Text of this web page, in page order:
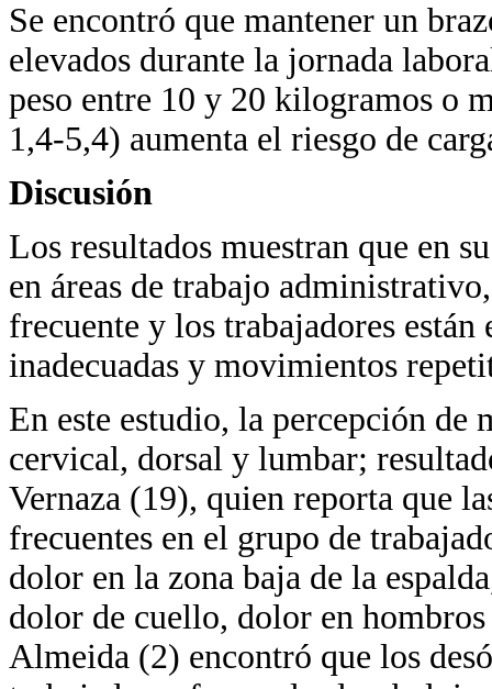
Se encontró que mantener un
elevados durante la jornada
peso entre 10 y 20 kilogramos o
1,4-5,4) aumenta el riesgo de
Discusión
Los resultados muestran que en
en áreas de trabajo
frecuente y los trabajadores están
inadecuadas y movimientos
En este estudio, la percepción
cervical, dorsal y lumbar;
Vernaza (19), quien reporta que
frecuentes en el grupo de
dolor en la zona baja de la
dolor de cuello, dolor en
Almeida (2) encontró que los